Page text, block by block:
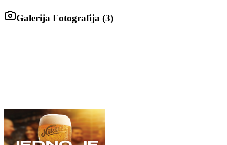
Galerija Fotografija (3)